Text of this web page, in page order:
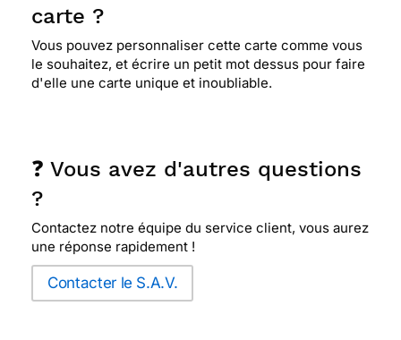
carte ?
Vous pouvez personnaliser cette carte comme vous
le souhaitez, et écrire un petit mot dessus pour faire
d'elle une carte unique et inoubliable.
❓ Vous avez d'autres questions
?
Contactez notre équipe du service client, vous aurez
une réponse rapidement !
Contacter le S.A.V.